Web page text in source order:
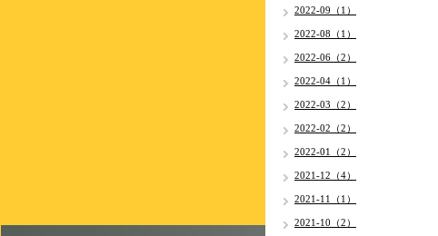
2022-09（1）
2022-08（1）
2022-06（2）
2022-04（1）
2022-03（2）
2022-02（2）
2022-01（2）
2021-12（4）
2021-11（1）
2021-10（2）